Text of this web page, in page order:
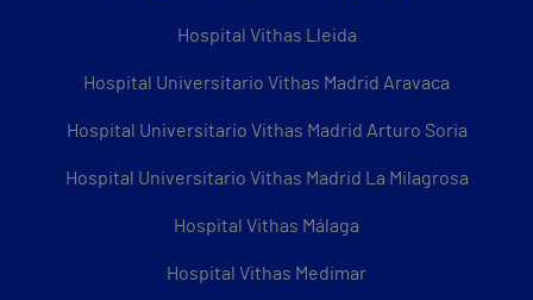
Hospital Vithas Lleida
Hospital Universitario Vithas Madrid Aravaca
Hospital Universitario Vithas Madrid Arturo Soria
Hospital Universitario Vithas Madrid La Milagrosa
Hospital Vithas Málaga
Hospital Vithas Medimar